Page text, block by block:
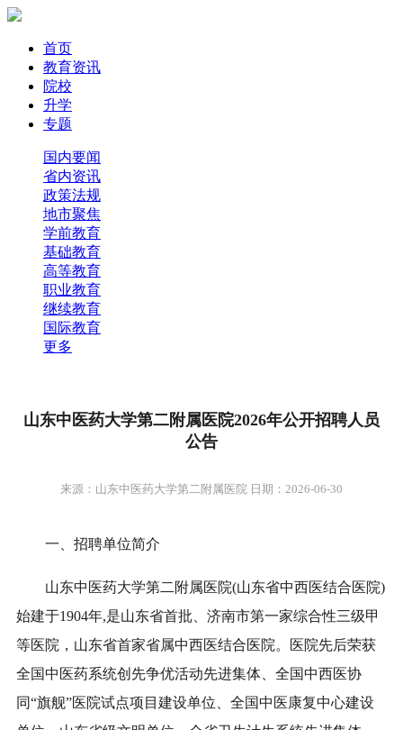
首页
教育资讯
院校
升学
专题
国内要闻
省内资讯
政策法规
地市聚焦
学前教育
基础教育
高等教育
职业教育
继续教育
国际教育
更多
山东中医药大学第二附属医院2026年公开招聘人员
公告
来源：山东中医药大学第二附属医院 日期：2026-06-30
一、招聘单位简介
山东中医药大学第二附属医院(山东省中西医结合医院)
始建于1904年,是山东省首批、济南市第一家综合性三级甲
等医院，山东省首家省属中西医结合医院。医院先后荣获
全国中医药系统创先争优活动先进集体、全国中西医协
同“旗舰”医院试点项目建设单位、全国中医康复中心建设